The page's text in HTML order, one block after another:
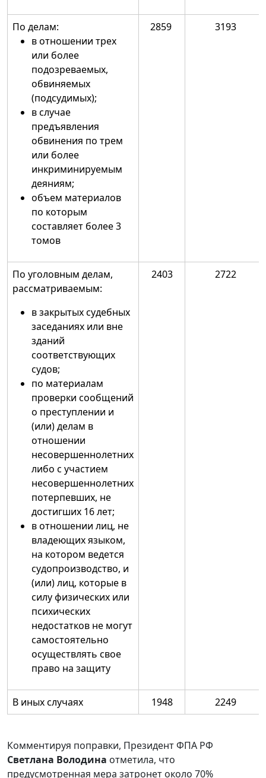
По делам:
в отношении трех
или более
подозреваемых,
обвиняемых
(подсудимых);
в случае
предъявления
обвинения по трем
или более
инкриминируемым
деяниям;
объем материалов
по которым
составляет более 3
томов
2859 3193
По уголовным делам,
рассматриваемым:
в закрытых судебных
заседаниях или вне
зданий
соответствующих
судов;
по материалам
проверки сообщений
о преступлении и
(или) делам в
отношении
несовершеннолетних
либо с участием
несовершеннолетних
потерпевших, не
достигших 16 лет;
в отношении лиц, не
владеющих языком,
на котором ведется
судопроизводство, и
(или) лиц, которые в
силу физических или
психических
недостатков не могут
самостоятельно
осуществлять свое
право на защиту
2403 2722
В иных случаях 1948 2249
Комментируя поправки, Президент ФПА РФ
Светлана Володина отметила, что
предусмотренная мера затронет около 70%